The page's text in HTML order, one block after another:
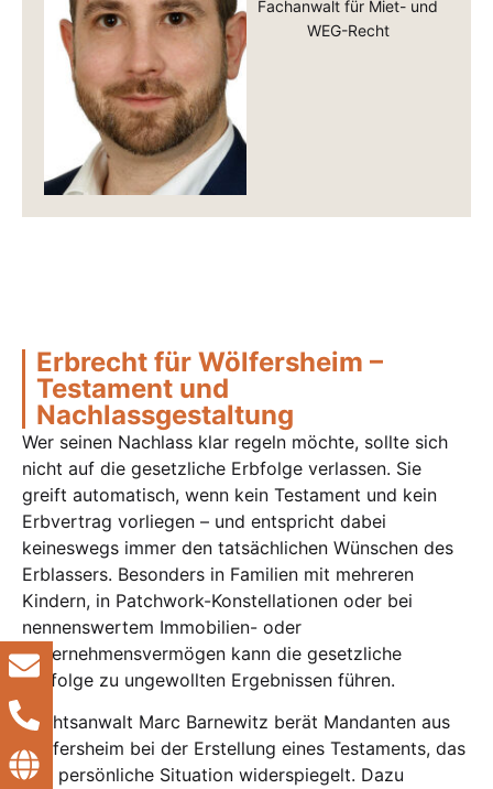
Fachanwalt für Miet- und
WEG-Recht
Erbrecht für Wölfersheim –
Testament und
Nachlassgestaltung
Wer seinen Nachlass klar regeln möchte, sollte sich
nicht auf die gesetzliche Erbfolge verlassen. Sie
greift automatisch, wenn kein Testament und kein
Erbvertrag vorliegen – und entspricht dabei
keineswegs immer den tatsächlichen Wünschen des
Erblassers. Besonders in Familien mit mehreren
Kindern, in Patchwork-Konstellationen oder bei
nennenswertem Immobilien- oder
Unternehmensvermögen kann die gesetzliche
Erbfolge zu ungewollten Ergebnissen führen.
Rechtsanwalt Marc Barnewitz berät Mandanten aus
Wölfersheim bei der Erstellung eines Testaments, das
Ihre persönliche Situation widerspiegelt. Dazu